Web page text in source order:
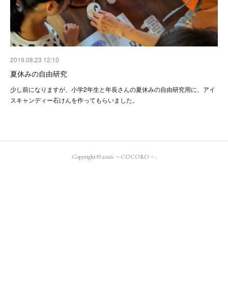
2019.08.23 12:10
夏休みの自由研究
少し前になりますが、小学2年生と年長さんの夏休みの自由研究用に、アイ
スキャンディー石けんを作ってもらいました。
Copyright ©2026 －COCORO－ .